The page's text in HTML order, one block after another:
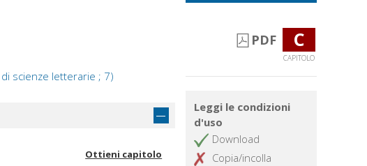
scienze letterarie ; 7)
Ottieni capitolo
PDF C
CAPITOLO
Leggi le condizioni
d'uso
Download
Copia/incolla